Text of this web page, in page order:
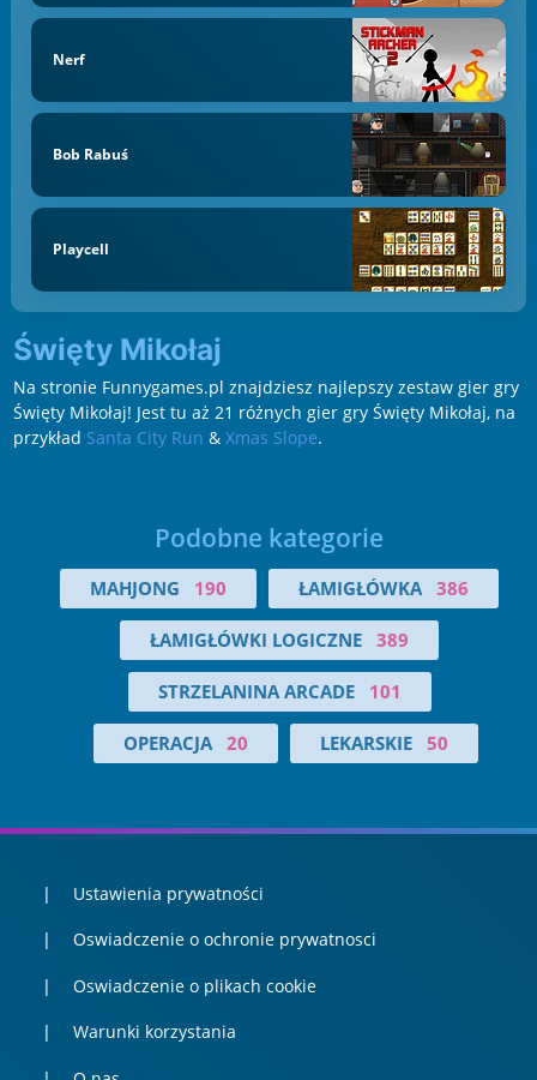
Nerf
Bob Rabuś
Playcell
Święty Mikołaj
Na stronie Funnygames.pl znajdziesz najlepszy zestaw gier gry
Święty Mikołaj! Jest tu aż 21 różnych gier gry Święty Mikołaj, na
przykład Santa City Run & Xmas Slope.
Podobne kategorie
MAHJONG 190 ŁAMIGŁÓWKA 386
ŁAMIGŁÓWKI LOGICZNE 389
STRZELANINA ARCADE 101
OPERACJA 20 LEKARSKIE 50
Ustawienia prywatności
Oswiadczenie o ochronie prywatnosci
Oswiadczenie o plikach cookie
Warunki korzystania